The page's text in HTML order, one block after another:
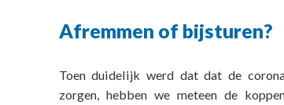
Afremmen of bijsturen?
Toen duidelijk werd dat dat de
zorgen, hebben we meteen de